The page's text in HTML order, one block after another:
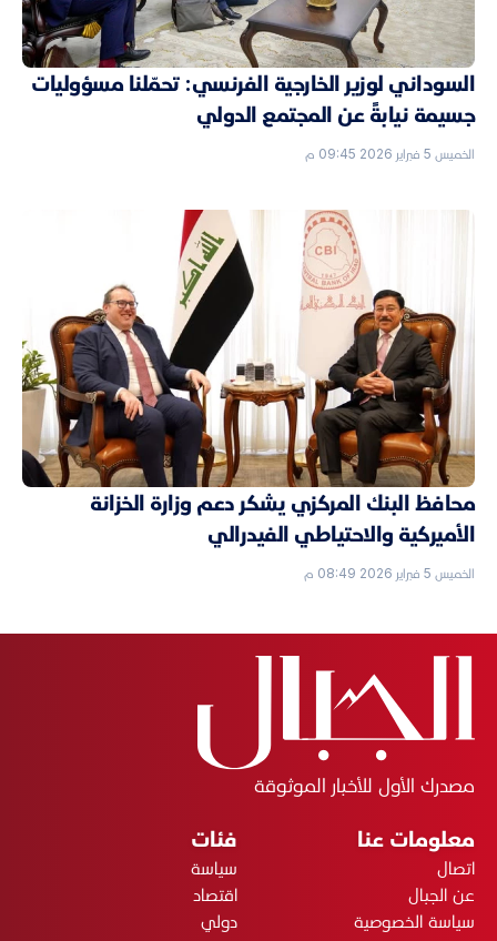
السوداني لوزير الخارجية الفرنسي: تحمّلنا مسؤوليات
جسيمة نيابةً عن المجتمع الدولي
الخميس 5 فبراير 2026 09:45 م
محافظ البنك المركزي يشكر دعم وزارة الخزانة
الأميركية والاحتياطي الفيدرالي
الخميس 5 فبراير 2026 08:49 م
مصدرك الأول للأخبار الموثوقة
معلومات عنا
اتصال
عن الجبال
سياسة الخصوصية
فئات
سياسة
اقتصاد
دولي